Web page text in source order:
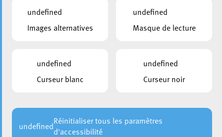
La fête du bouquet pour les projets de construction de
cofinancés par le ministère du Logement, fut célébrée en
date du 22 mars 2021 dans le plus strict respect des
mesures sanitaires en vigueur.
undefined
Images alternatives
undefined
Masque de lecture
undefined
Curseur blanc
undefined
Curseur noir
undefinedRéinitialiser tous les paramètres
d'accessibilité